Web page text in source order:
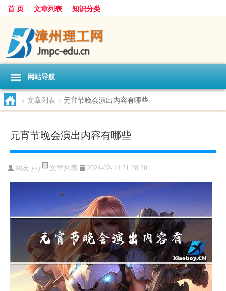
首 页 文章列表 知识分类
网站导航
> 文章列表 > 元宵节晚会演出内容有哪些
元宵节晚会演出内容有哪些
网友:yxj 文章列表 2024-02-14 21:28:20